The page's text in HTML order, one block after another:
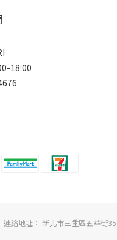
18:00
絡地址： 新北市三重區五華街35